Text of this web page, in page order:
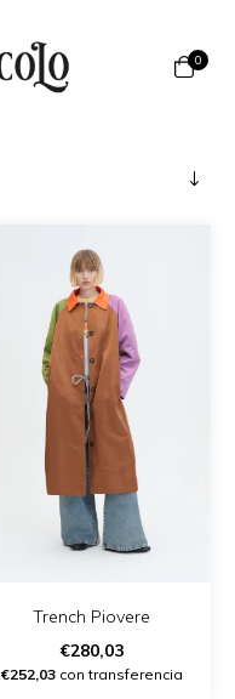
0
Trench Piovere
€280,03
€252,03con transferencia